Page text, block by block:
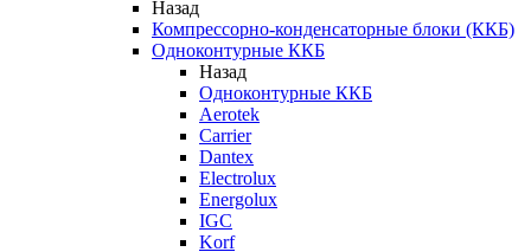
Назад
Компрессорно-конденсаторные блоки (ККБ)
Одноконтурные ККБ
Назад
Одноконтурные ККБ
Aerotek
Carrier
Dantex
Electrolux
Energolux
IGC
Korf